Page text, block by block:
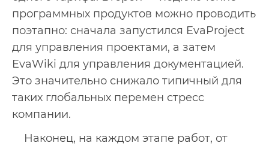
программных продуктов можно проводить
поэтапно: сначала запустился EvaProject
для управления проектами, а затем
EvaWiki для управления документацией.
Это значительно снижало типичный для
таких глобальных перемен стресс
компании.
Наконец, на каждом этапе работ, от